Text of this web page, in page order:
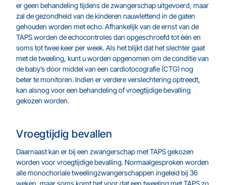
er geen behandeling tijdens de zwangerschap uitgevoerd, maar
zal de gezondheid van de kinderen nauwlettend in de gaten
gehouden worden met echo. Afhankelijk van de ernst van de
TAPS worden de echocontroles dan opgeschroefd tot één en
soms tot twee keer per week. Als het blijkt dat het slechter gaat
met de tweeling, kunt u worden opgenomen om de conditie van
de baby’s door middel van een cardiotocografie (CTG) nog
beter te monitoren. Indien er verdere verslechtering optreedt,
kan alsnog voor een behandeling of vroegtijdige bevalling
gekozen worden.
Vroegtijdig bevallen
Daarnaast kan er bij een zwangerschap met TAPS gekozen
worden voor vroegtijdige bevalling. Normaalgesproken worden
alle monochoriale tweelingzwangerschappen ingeleid bij 36